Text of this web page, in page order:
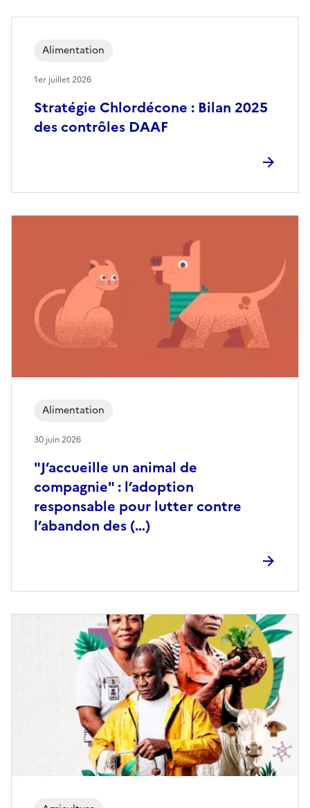
Stratégie Chlordécone : Bilan 2025
des contrôles DAAF
Alimentation
1er juillet 2026
"J’accueille un animal de
compagnie" : l’adoption
responsable pour lutter contre
l’abandon des (…)
Alimentation
30 juin 2026